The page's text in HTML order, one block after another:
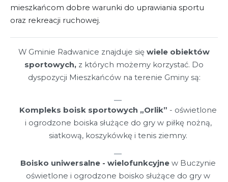
mieszkańcom dobre warunki do uprawiania sportu
oraz rekreacji ruchowej.
W Gminie Radwanice znajduje się wiele obiektów
sportowych, z których możemy korzystać. Do
dyspozycji Mieszkańców na terenie Gminy są:
Kompleks boisk sportowych „Orlik” - oświetlone
i ogrodzone boiska służące do gry w piłkę nożną,
siatkową, koszykówkę i tenis ziemny.
Boisko uniwersalne - wielofunkcyjne w Buczynie
oświetlone i ogrodzone boisko służące do gry w